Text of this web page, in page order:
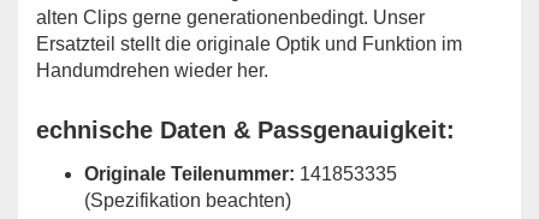
alten Clips gerne generationenbedingt. Unser
Ersatzteil stellt die originale Optik und Funktion im
Handumdrehen wieder her.
echnische Daten & Passgenauigkeit:
Originale Teilenummer: 141853335
(Spezifikation beachten)